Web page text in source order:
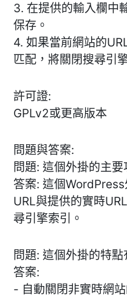
3. 在提供的輸入欄中
保存。
4. 如果當前網站的
匹配，將關閉搜尋引
許可證:
GPLv2或更高版本
問題與答案:
問題: 這個外掛的主要
答案: 這個
URL與提供的實時
尋引擎索引。
問題: 這個外掛的特點
答案:
- 自動關閉非實時網